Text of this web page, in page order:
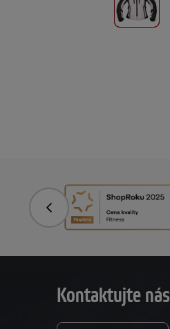
Predchádzajúce
Kontaktujte nás